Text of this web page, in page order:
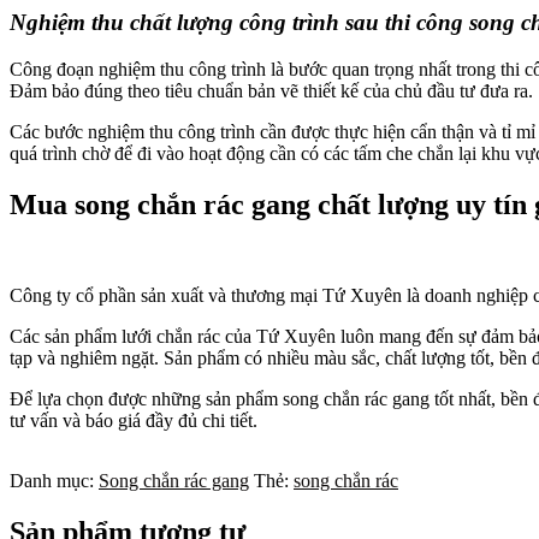
Nghiệm thu chất lượng công trình sau thi công song
Công đoạn nghiệm thu công trình là bước quan trọng nhất trong thi
Đảm bảo đúng theo tiêu chuẩn bản vẽ thiết kế của chủ đầu tư đưa ra.
Các bước nghiệm thu công trình cần được thực hiện cẩn thận và tỉ
quá trình chờ để đi vào hoạt động cần có các tấm che chắn lại khu
Mua song chắn rác gang chất lượng uy
Công ty cổ phần sản xuất và thương mại Tứ Xuyên là doanh nghiệp
Các sản phẩm lưới chắn rác của Tứ Xuyên luôn mang đến sự đảm
tạp và nghiêm ngặt. Sản phẩm có nhiều màu sắc, chất lượng tốt, bền
Để lựa chọn được những sản phẩm song chắn rác gang tốt nhất,
tư vấn và báo giá đầy đủ chi tiết.
Danh mục: Song chắn rác gang Thẻ: song chắn rác
Sản phẩm tương tự